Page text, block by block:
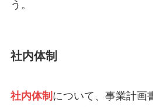
う。
社内体制
社内体制 について、事業計画